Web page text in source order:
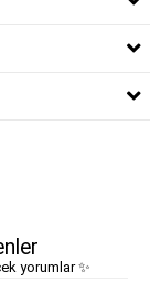
yorumlar ✨